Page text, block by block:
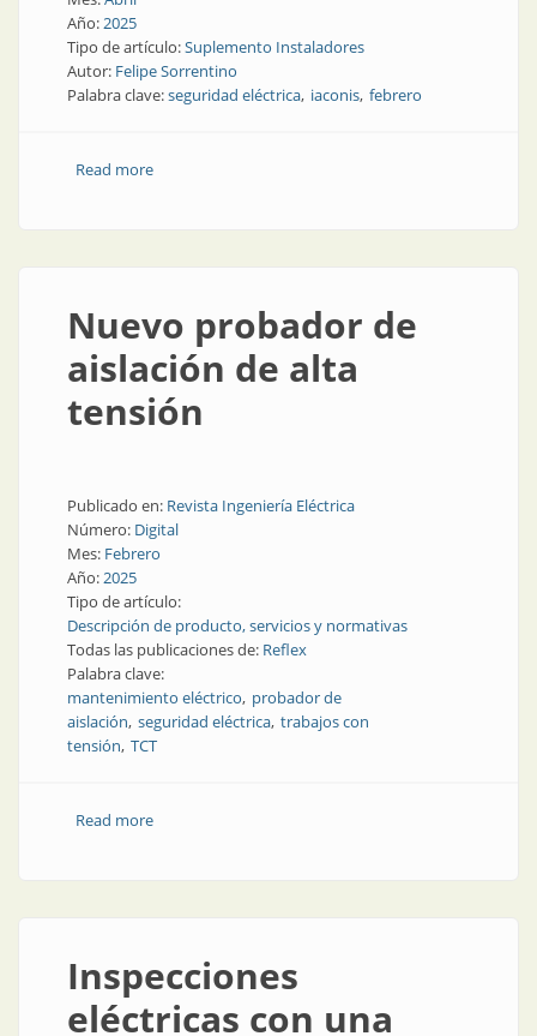
Año:2025
Tipo de artículo:Suplemento Instaladores
Autor: Felipe Sorrentino
Palabra clave:seguridad eléctrica iaconis febrero
Read moreabout Día de la Seguridad Eléctrica en la Ciudad de
Nuevo probador de
aislación de alta
tensión
Publicado en: Revista Ingeniería Eléctrica
Número: Digital
Mes: Febrero
Año:2025
Tipo de artículo:
Descripción de producto, servicios y normativas
Todas las publicaciones de: Reflex
Palabra clave:
mantenimiento eléctrico probador de
aislación seguridad eléctrica trabajos con
tensión TCT
Read moreabout Nuevo probador de aislación de alta tensión
Inspecciones
eléctricas con una